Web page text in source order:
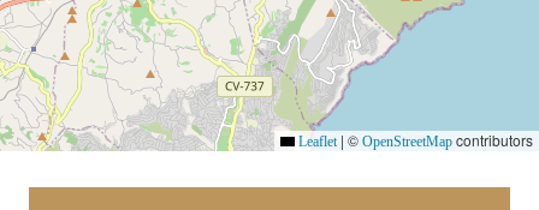
Leaflet | © OpenStreetMap contributors